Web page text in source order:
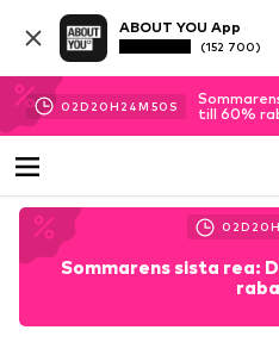
ABOUT YOU App
(152 700)
02D 20H 24M 48 S
till 60%
02D 20H
Sommarens sista rea: